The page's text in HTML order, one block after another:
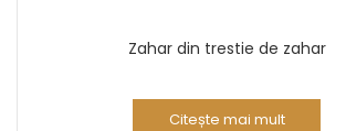
Zahar din trestie de zahar
Citește mai mult